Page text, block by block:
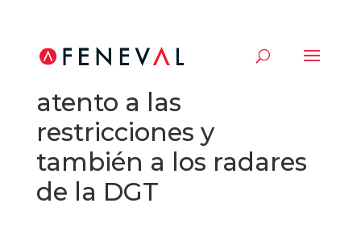
Si viajas en Navidad,
atento a las
restricciones y
también a los radares
de la DGT